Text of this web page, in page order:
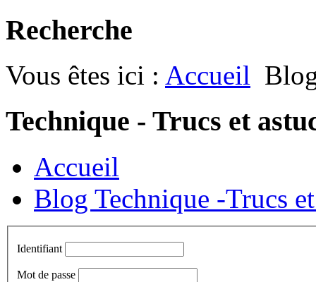
Recherche
Vous êtes ici : Accueil
Technique - Trucs et
Accueil
Blog Technique -Trucs
Identifiant
Mot de passe